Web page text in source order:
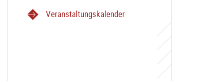
Veranstaltungskalender